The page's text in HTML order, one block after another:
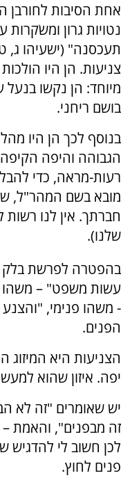
אחת הסיבות לחורבן
נטויות גרון ומשׂקרות
תעכסנה" (ישעיהו ג,
צניעות. הן היו
מיוחד: הן נקשו
בושם ריחני.
בנוסף לכך הן היו
הגבוהה והיפה
רעות-מראה, כדי
מובא בשם המהר"ל,
חברתך. אין לנו
שלנו).
בהפטרה לפרשת בלק
עשות משפט" – משהו
- משהו פנימי, "והצנע
הפנים.
הצניעות היא המיזוג
יפה. איזון שהוא
יש שאומרים "זה לא
זה מבפנים", והאמת –
לכן חשוב לי להדגיש
פנים לחוץ.